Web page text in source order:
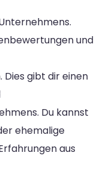
und
gibt dir einen
Du kannst
ehemalige
aus